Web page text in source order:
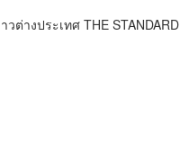
ต่างประเทศ THE STANDARD